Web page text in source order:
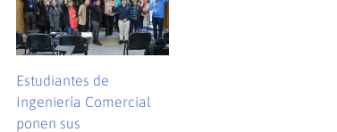
Estudiantes de
Ingeniería Comercial
ponen sus